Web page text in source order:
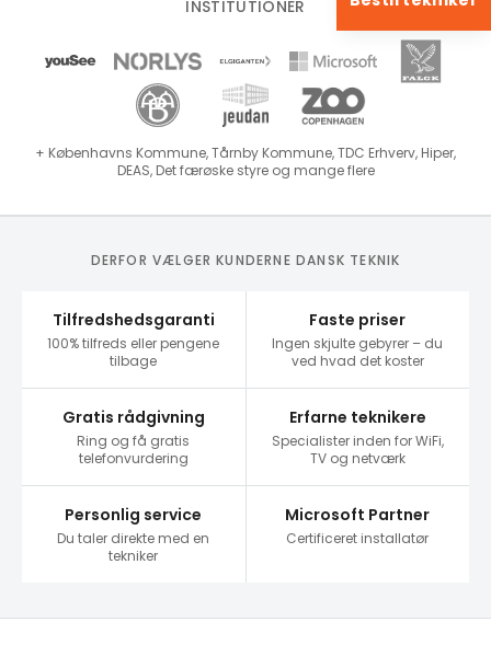
INSTITUTIONER
+ Københavns Kommune, Tårnby Kommune, TDC Erhverv, Hiper,
DEAS, Det færøske styre og mange flere
DERFOR VÆLGER KUNDERNE DANSK TEKNIK
Tilfredshedsgaranti
100% tilfreds eller pengene
tilbage
Faste priser
Ingen skjulte gebyrer – du
ved hvad det koster
Gratis rådgivning
Ring og få gratis
telefonvurdering
Erfarne teknikere
Specialister inden for WiFi,
TV og netværk
Personlig service
Du taler direkte med en
tekniker
Microsoft Partner
Certificeret installatør